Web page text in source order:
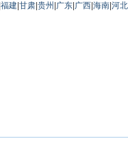
福建 甘肃 贵州 广东 广西 海南 河北